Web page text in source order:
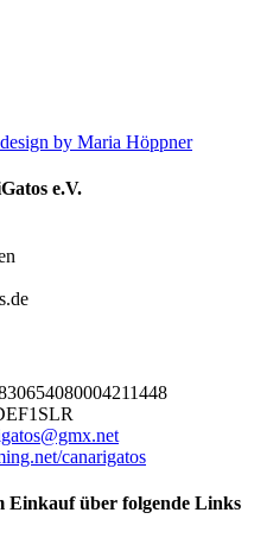
by Maria Höppner
e.V.
canarigatos
Einkauf über folgende Links